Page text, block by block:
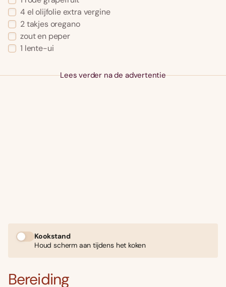
4 el olijfolie extra vergine
2 takjes oregano
zout en peper
1 lente-ui
Lees verder na de advertentie
Kookstand
Houd scherm aan tijdens het koken
Bereiding